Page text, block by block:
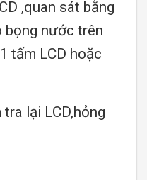
,quan sát bằng
bọng nước trên
tấm LCD hoặc
tra lại LCD,hỏng